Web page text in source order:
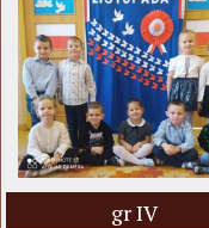
gr IV